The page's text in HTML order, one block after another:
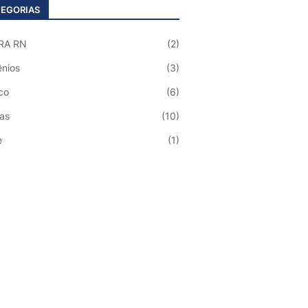
RN (2)
(3)
(6)
(10)
(1)